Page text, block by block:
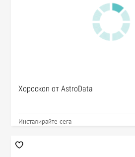
Хороскоп от AstroData
Инсталирайте сега